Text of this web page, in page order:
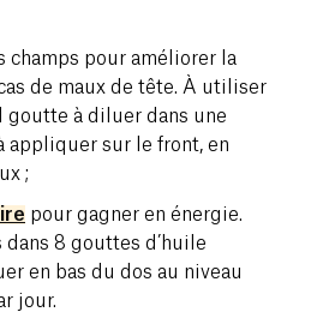
champs pour améliorer la
de maux de tête. À utiliser
goutte à diluer dans une
appliquer sur le front, en
;
pour gagner en énergie.
8 gouttes d’huile
en bas du dos au niveau
jour.